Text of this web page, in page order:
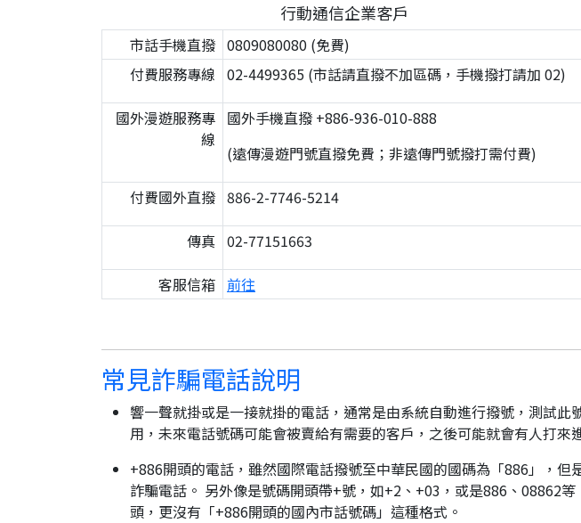
行動通信企業客戶
市話手機直撥 0809080080 (免費)
付費服務專線 02-4499365 (市話請直撥不加區碼，手機撥打請加 02)
國外漫遊服務專
線
國外手機直撥 +886-936-010-888
(遠傳漫遊門號直撥免費；非遠傳門號撥打需付費)
付費國外直撥 886-2-7746-5214
傳真 02-77151663
客服信箱 前往
常見詐騙電話說明
響一聲就掛或是一接就掛的電話，通常是由系統自動進行撥號，測試
用，未來電話號碼可能會被賣給有需要的客戶，之後可能就會有人打來
+886開頭的電話，雖然國際電話撥號至中華民國的國碼為「886」，
詐騙電話。 另外像是號碼開頭帶+號，如+2、+03，或是886、08862
頭，更沒有「+886開頭的國內市話號碼」這種格式。